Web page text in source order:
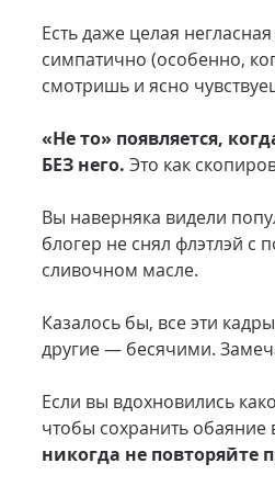
Есть даже целая
симпатично (особенно,
смотришь и ясно
«Не то» появляется,
БЕЗ него. Это как
Вы наверняка видели
блогер не снял флэтлэй
сливочном масле.
Казалось бы, все эти
другие — бесячими.
Если вы вдохновились
чтобы сохранить обаяние
никогда не повторяйте